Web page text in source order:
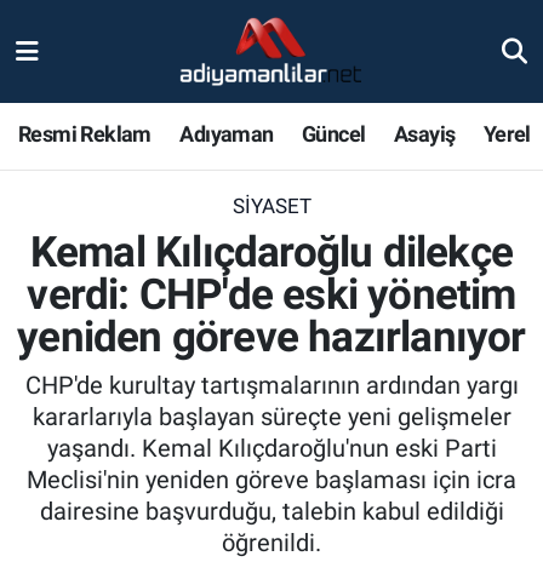
Resmi Reklam Adıyaman Güncel Asayiş Yerel
SIYASET
Kemal Kılıçdaroğlu dilekçe
verdi: CHP'de eski yönetim
yeniden göreve hazırlanıyor
CHP'de kurultay tartışmalarının ardından yargı
kararlarıyla başlayan süreçte yeni gelişmeler
yaşandı. Kemal Kılıçdaroğlu'nun eski Parti
Meclisi'nin yeniden göreve başlaması için icra
dairesine başvurduğu, talebin kabul edildiği
öğrenildi.
Magazin
Bölge Haberleri
Gündem
Asayiş
Sağlık
Nöbetçi Eczaneler
Adiyaman Namaz Vakitleri
Trafik Durumu
Süper Lig Puan Durumu ve Fikstür
Tüm Manşetler
Son Dakika Haberleri
Haber Arşivi